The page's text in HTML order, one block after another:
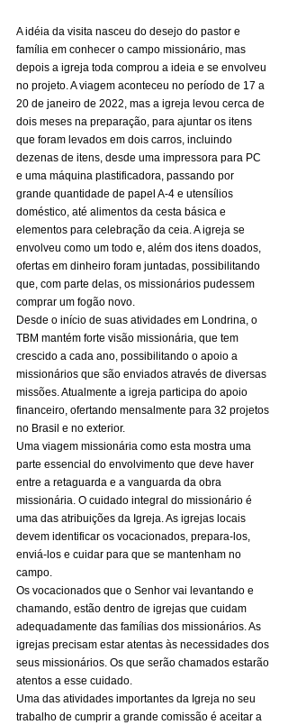
A idéia da visita nasceu do desejo do pastor e
família em conhecer o campo missionário, mas
depois a igreja toda comprou a ideia e se envolveu
no projeto. A viagem aconteceu no período de 17 a
20 de janeiro de 2022, mas a igreja levou cerca de
dois meses na preparação, para ajuntar os itens
que foram levados em dois carros, incluindo
dezenas de itens, desde uma impressora para PC
e uma máquina plastificadora, passando por
grande quantidade de papel A-4 e utensílios
doméstico, até alimentos da cesta básica e
elementos para celebração da ceia. A igreja se
envolveu como um todo e, além dos itens doados,
ofertas em dinheiro foram juntadas, possibilitando
que, com parte delas, os missionários pudessem
comprar um fogão novo.
Desde o início de suas atividades em Londrina, o
TBM mantém forte visão missionária, que tem
crescido a cada ano, possibilitando o apoio a
missionários que são enviados através de diversas
missões. Atualmente a igreja participa do apoio
financeiro, ofertando mensalmente para 32 projetos
no Brasil e no exterior.
Uma viagem missionária como esta mostra uma
parte essencial do envolvimento que deve haver
entre a retaguarda e a vanguarda da obra
missionária. O cuidado integral do missionário é
uma das atribuições da Igreja. As igrejas locais
devem identificar os vocacionados, prepara-los,
enviá-los e cuidar para que se mantenham no
campo.
Os vocacionados que o Senhor vai levantando e
chamando, estão dentro de igrejas que cuidam
adequadamente das famílias dos missionários. As
igrejas precisam estar atentas às necessidades dos
seus missionários. Os que serão chamados estarão
atentos a esse cuidado.
Uma das atividades importantes da Igreja no seu
trabalho de cumprir a grande comissão é aceitar a